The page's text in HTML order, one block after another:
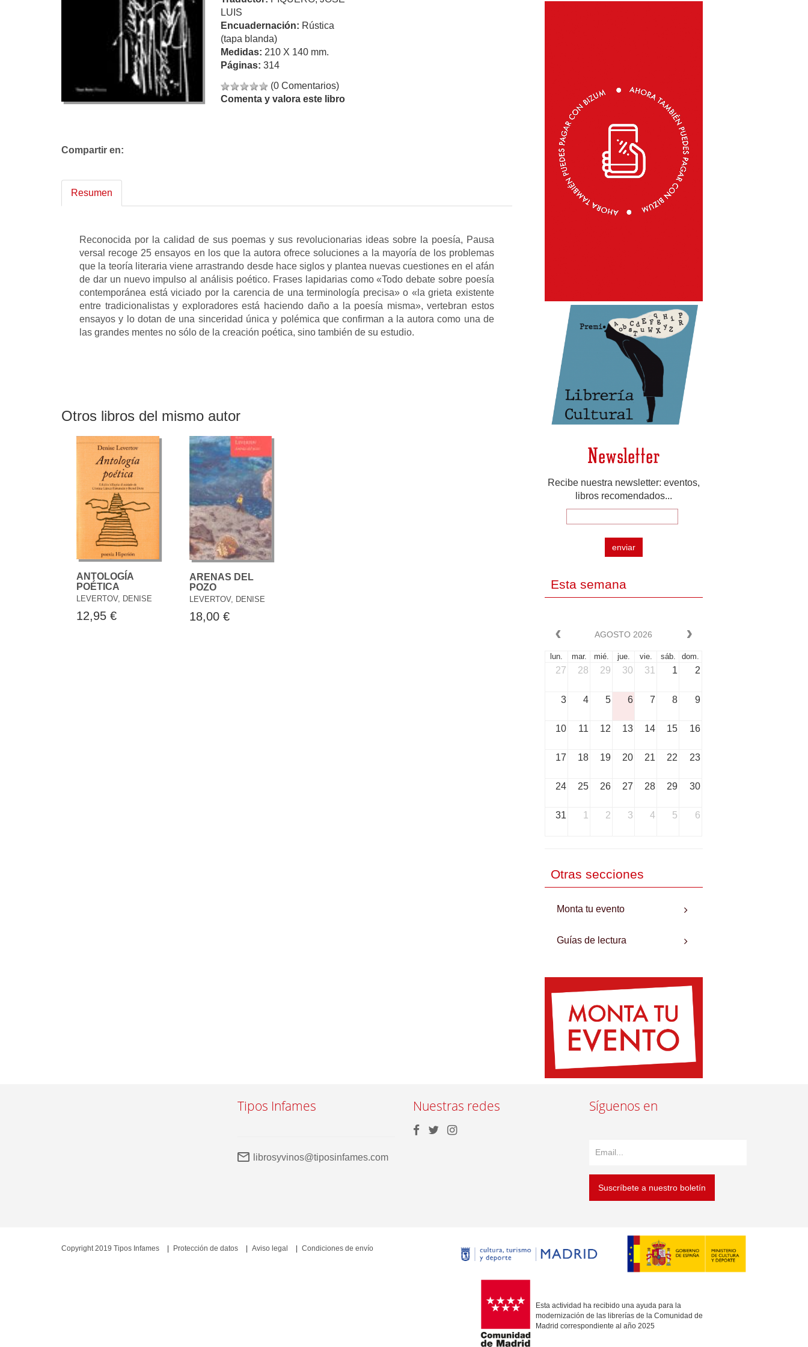
LUIS
Encuadernación: Rústica
(tapa blanda)
Medidas: 210 X 140 mm.
Páginas: 314
(0 Comentarios)
Comenta y valora este libro
Compartir en:
Resumen
Reconocida por la calidad de sus poemas y sus revolucionarias ideas sobre la poesía, Pausa
versal recoge 25 ensayos en los que la autora ofrece soluciones a la mayoría de los problemas
que la teoría literaria viene arrastrando desde hace siglos y plantea nuevas cuestiones en el afán
de dar un nuevo impulso al análisis poético. Frases lapidarias como «Todo debate sobre poesía
contemporánea está viciado por la carencia de una terminología precisa» o «la grieta existente
entre tradicionalistas y exploradores está haciendo daño a la poesía misma», vertebran estos
ensayos y lo dotan de una sinceridad única y polémica que confirman a la autora como una de
las grandes mentes no sólo de la creación poética, sino también de su estudio.
Otros libros del mismo autor
ANTOLOGÍA
POÉTICA
LEVERTOV, DENISE
12,95 €
ARENAS DEL
POZO
LEVERTOV, DENISE
18,00 €
Newsletter
Recibe nuestra newsletter: eventos,
libros recomendados...
enviar
Esta semana
AGOSTO 2026
lun. mar. mié. jue. vie. sáb. dom.
27 28 29 30 31 1 2
3 4 5 6 7 8 9
10 11 12 13 14 15 16
17 18 19 20 21 22 23
24 25 26 27 28 29 30
31 1 2 3 4 5 6
Otras secciones
Monta tu evento
Guías de lectura
Tipos Infames
librosyvinos@tiposinfames.com
Nuestras redes Síguenos en
Suscríbete a nuestro boletín
Esta actividad ha recibido una ayuda para la
modernización de las librerías de la Comunidad de
Madrid correspondiente al año 2025
Copyright 2019 Tipos Infames Protección de datos Aviso legal Condiciones de envío